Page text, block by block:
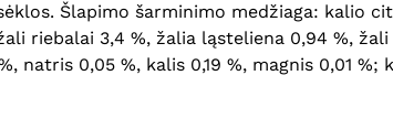
Šlapimo šarminimo medžiaga: kalio
riebalai 3,4 %, žalia ląsteliena 0,94 %,
natris 0,05 %, kalis 0,19 %, magnis 0,01